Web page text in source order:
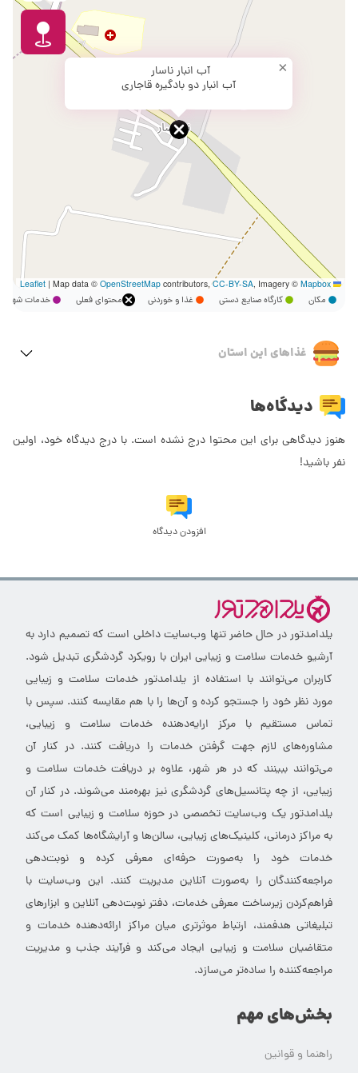
آب انبار ناسار
آب انبار دو بادگیره قاجاری
×
Leaflet
| Map data © OpenStreetMapcontributors,CC-BY-SA, Imagery © Mapbox
مکان کارگاه صنایع دستی غذا و خوردنی محتوای فعلی خدمات
غذاهای این استان
دیدگاه‌ها
هنوز دیدگاهی برای این محتوا درج نشده است. با درج دیدگاه خود، اولین
نفر باشید!
افزودن دیدگاه
یلدامدتور در حال حاضر تنها وب‌سایت داخلی است که تصمیم دارد به
آرشیو خدمات سلامت و زیبایی ایران با رویکرد گردشگری تبدیل شود.
کاربران می‌توانند با استفاده از یلدامدتور خدمات سلامت و زیبایی
مورد نظر خود را جستجو کرده و آن‌ها را با هم مقایسه کنند. سپس با
تماس مستقیم با مرکز ارایه‌دهنده خدمات سلامت و زیبایی،
مشاوره‌های لازم جهت گرفتن خدمات را دریافت کنند. در کنار آن
می‌توانند ببینند که در هر شهر، علاوه بر دریافت خدمات سلامت و
زیبایی، از چه پتانسیل‌های گردشگری نیز بهره‌مند می‌شوند. در کنار آن
یلدامدتور یک وب‌سایت تخصصی در حوزه سلامت و زیبایی است که
به مراکز درمانی، کلینیک‌های زیبایی، سالن‌ها و آرایشگاه‌ها کمک می‌کند
خدمات خود را به‌صورت حرفه‌ای معرفی کرده و نوبت‌دهی
مراجعه‌کنندگان را به‌صورت آنلاین مدیریت کنند. این وب‌سایت با
فراهم‌کردن زیرساخت معرفی خدمات، دفتر نوبت‌دهی آنلاین و ابزارهای
تبلیغاتی هدفمند، ارتباط موثرتری میان مراکز ارائه‌دهنده خدمات و
متقاضیان سلامت و زیبایی ایجاد می‌کند و فرآیند جذب و مدیریت
مراجعه‌کننده را ساده‌تر می‌سازد.
بخش‌های مهم
راهنما و قوانین